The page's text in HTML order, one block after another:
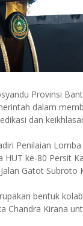
Provinsi
dalam
dan
Penilaian
ke-80 Persit
Gatot Subroto
bentuk
Chandra Kirana